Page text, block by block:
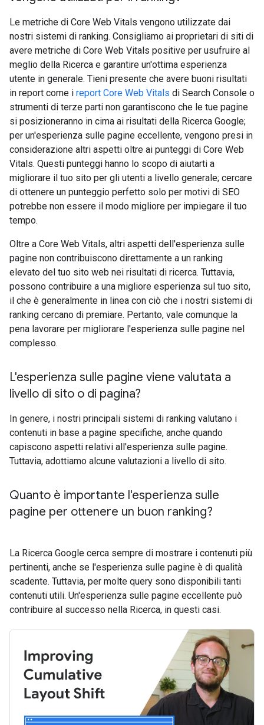
Le metriche di Core Web Vitals vengono utilizzate dai
nostri sistemi di ranking. Consigliamo ai proprietari di siti di
avere metriche di Core Web Vitals positive per usufruire al
meglio della Ricerca e garantire un'ottima esperienza
utente in generale. Tieni presente che avere buoni risultati
in report come i report Core Web Vitals di Search Console o
strumenti di terze parti non garantiscono che le tue pagine
si posizioneranno in cima ai risultati della Ricerca Google;
per un'esperienza sulle pagine eccellente, vengono presi in
considerazione altri aspetti oltre ai punteggi di Core Web
Vitals. Questi punteggi hanno lo scopo di aiutarti a
migliorare il tuo sito per gli utenti a livello generale; cercare
di ottenere un punteggio perfetto solo per motivi di SEO
potrebbe non essere il modo migliore per impiegare il tuo
tempo.
Oltre a Core Web Vitals, altri aspetti dell'esperienza sulle
pagine non contribuiscono direttamente a un ranking
elevato del tuo sito web nei risultati di ricerca. Tuttavia,
possono contribuire a una migliore esperienza sul tuo sito,
il che è generalmente in linea con ciò che i nostri sistemi di
ranking cercano di premiare. Pertanto, vale comunque la
pena lavorare per migliorare l'esperienza sulle pagine nel
complesso.
L'esperienza sulle pagine viene valutata a
livello di sito o di pagina?
In genere, i nostri principali sistemi di ranking valutano i
contenuti in base a pagine specifiche, anche quando
capiscono aspetti relativi all'esperienza sulle pagine.
Tuttavia, adottiamo alcune valutazioni a livello di sito.
Quanto è importante l'esperienza sulle
pagine per ottenere un buon ranking?
La Ricerca Google cerca sempre di mostrare i contenuti più
pertinenti, anche se l'esperienza sulle pagine è di qualità
scadente. Tuttavia, per molte query sono disponibili tanti
contenuti utili. Un'esperienza sulle pagine eccellente può
contribuire al successo nella Ricerca, in questi casi.